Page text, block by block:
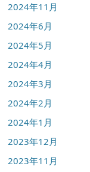
2024年11月
2024年6月
2024年5月
2024年4月
2024年3月
2024年2月
2024年1月
2023年12月
2023年11月